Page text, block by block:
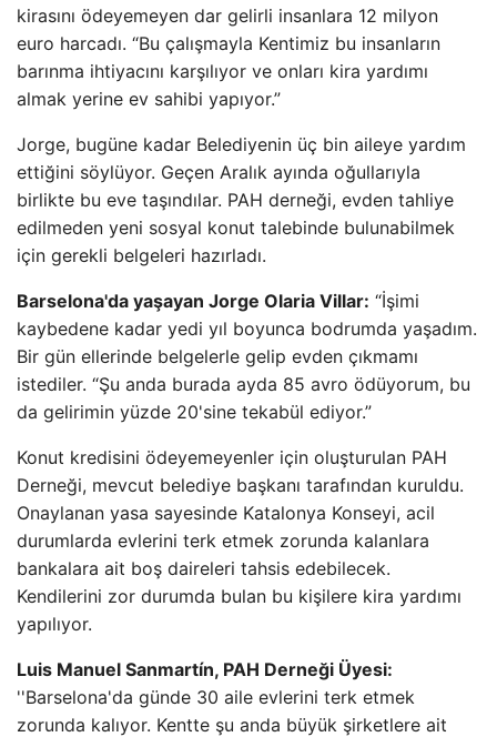
kirasını ödeyemeyen dar gelirli insanlara 12 milyon
euro harcadı. “Bu çalışmayla Kentimiz bu insanların
barınma ihtiyacını karşılıyor ve onları kira yardımı
almak yerine ev sahibi yapıyor.”
Jorge, bugüne kadar Belediyenin üç bin aileye yardım
ettiğini söylüyor. Geçen Aralık ayında oğullarıyla
birlikte bu eve taşındılar. PAH derneği, evden tahliye
edilmeden yeni sosyal konut talebinde bulunabilmek
için gerekli belgeleri hazırladı.
Barselona'da yaşayan Jorge Olaria Villar: “İşimi
kaybedene kadar yedi yıl boyunca bodrumda yaşadım.
Bir gün ellerinde belgelerle gelip evden çıkmamı
istediler. “Şu anda burada ayda 85 avro ödüyorum, bu
da gelirimin yüzde 20'sine tekabül ediyor.”
Konut kredisini ödeyemeyenler için oluşturulan PAH
Derneği, mevcut belediye başkanı tarafından kuruldu.
Onaylanan yasa sayesinde Katalonya Konseyi, acil
durumlarda evlerini terk etmek zorunda kalanlara
bankalara ait boş daireleri tahsis edebilecek.
Kendilerini zor durumda bulan bu kişilere kira yardımı
yapılıyor.
Luis Manuel Sanmartín, PAH Derneği Üyesi:
''Barselona'da günde 30 aile evlerini terk etmek
zorunda kalıyor. Kentte şu anda büyük şirketlere ait